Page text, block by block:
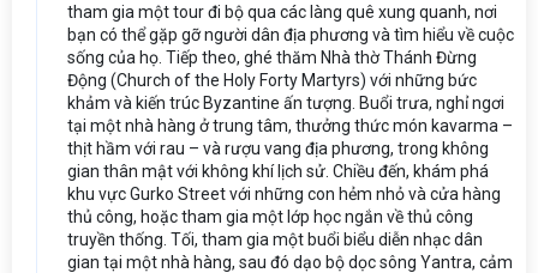
tham gia một tour đi bộ qua các làng quê xung quanh, nơi
bạn có thể gặp gỡ người dân địa phương và tìm hiểu về cuộc
sống của họ. Tiếp theo, ghé thăm Nhà thờ Thánh Đừng
Động (Church of the Holy Forty Martyrs) với những bức
khảm và kiến trúc Byzantine ấn tượng. Buổi trưa, nghỉ ngơi
tại một nhà hàng ở trung tâm, thưởng thức món kavarma –
thịt hầm với rau – và rượu vang địa phương, trong không
gian thân mật với không khí lịch sử. Chiều đến, khám phá
khu vực Gurko Street với những con hẻm nhỏ và cửa hàng
thủ công, hoặc tham gia một lớp học ngắn về thủ công
truyền thống. Tối, tham gia một buổi biểu diễn nhạc dân
gian tại một nhà hàng, sau đó dạo bộ dọc sông Yantra, cảm